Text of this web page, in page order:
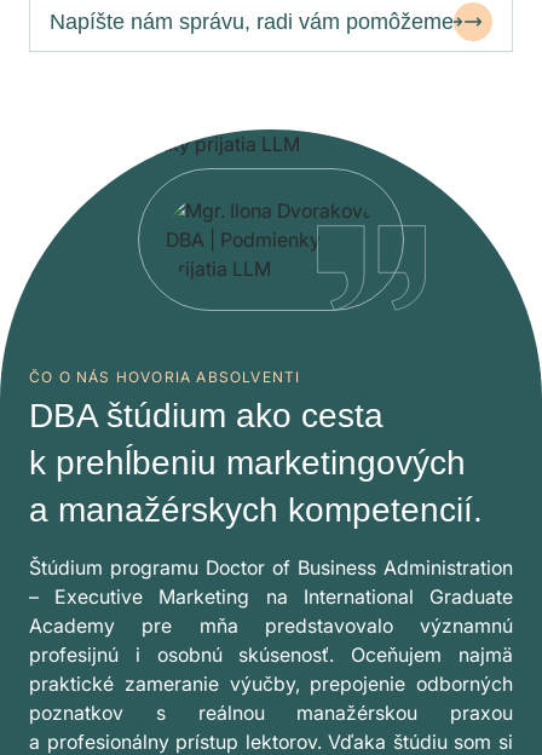
Napíšte nám správu, radi vám pomôžeme
ČO O NÁS HOVORIA ABSOLVENTI
DBA štúdium ako cesta
k prehĺbeniu marketingových
a manažérskych kompetencií.
Štúdium programu Doctor of Business Administration
– Executive Marketing na International Graduate
Academy pre mňa predstavovalo významnú
profesijnú i osobnú skúsenosť. Oceňujem najmä
praktické zameranie výučby, prepojenie odborných
poznatkov s reálnou manažérskou praxou
a profesionálny prístup lektorov. Vďaka štúdiu som si